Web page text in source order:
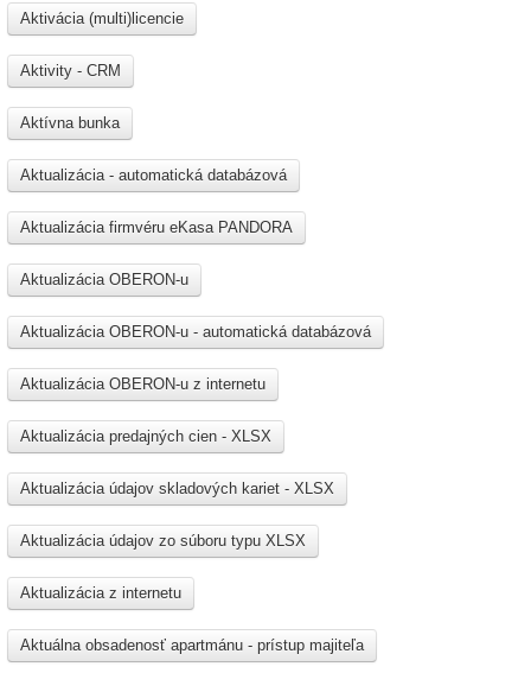
Aktivácia (multi)licencie
Aktivity - CRM
Aktívna bunka
Aktualizácia - automatická databázová
Aktualizácia firmvéru eKasa PANDORA
Aktualizácia OBERON-u
Aktualizácia OBERON-u - automatická databázová
Aktualizácia OBERON-u z internetu
Aktualizácia predajných cien - XLSX
Aktualizácia údajov skladových kariet - XLSX
Aktualizácia údajov zo súboru typu XLSX
Aktualizácia z internetu
Aktuálna obsadenosť apartmánu - prístup majiteľa